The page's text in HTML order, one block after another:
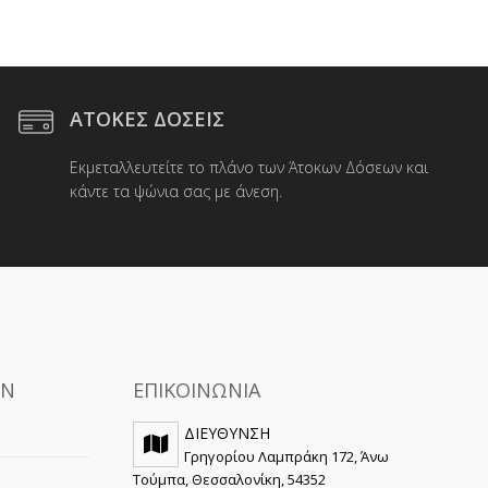
ΑΤΟΚΕΣ ΔΟΣΕΙΣ
Εκμεταλλευτείτε το πλάνο των Άτοκων Δόσεων και
κάντε τα ψώνια σας με άνεση.
ΕΠΙΚΟΙΝΩΝΙΑ
ΔΙΕΥΘΥΝΣΗ
Γρηγορίου Λαμπράκη 172, Άνω
Τούμπα, Θεσσαλονίκη, 54352